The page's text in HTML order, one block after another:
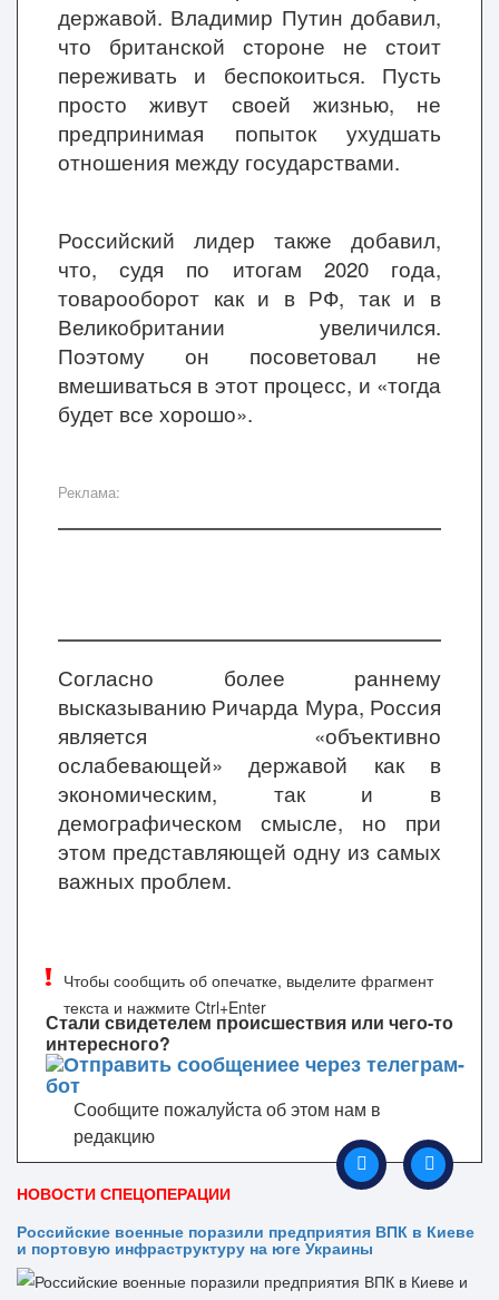
державой. Владимир Путин добавил,
что британской стороне не стоит
переживать и беспокоиться. Пусть
просто живут своей жизнью, не
предпринимая попыток ухудшать
отношения между государствами.
Российский лидер также добавил,
что, судя по итогам 2020 года,
товарооборот как и в РФ, так и в
Великобритании увеличился.
Поэтому он посоветовал не
вмешиваться в этот процесс, и «тогда
будет все хорошо».
Реклама:
Согласно более раннему
высказыванию Ричарда Мура, Россия
является «объективно
ослабевающей» державой как в
экономическим, так и в
демографическом смысле, но при
этом представляющей одну из самых
важных проблем.
Стали свидетелем происшествия или чего-то
интересного?
Сообщите пожалуйста об этом нам в
редакцию
Чтобы сообщить об опечатке, выделите фрагмент
текста и нажмите Ctrl+Enter
НОВОСТИ СПЕЦОПЕРАЦИИ
Российские военные поразили предприятия ВПК в Киеве
и портовую инфраструктуру на юге Украины